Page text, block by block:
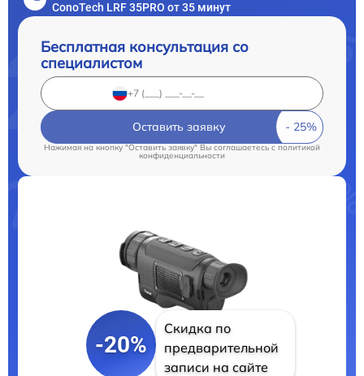
ConoTech LRF 35PRO от 35 минут
Бесплатная консультация со
специалистом
Оставить заявку
Нажимая на кнопку "Оставить заявку" Вы соглашаетесь cполитикой
конфиденциальности
-20%
Скидка по
предварительной
записи на сайте